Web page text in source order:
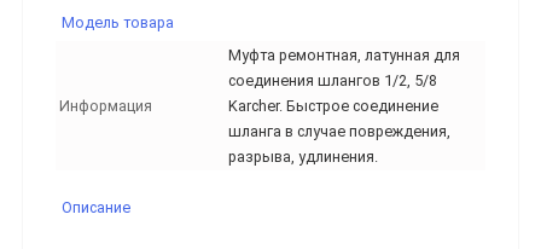
Модель товара
Информация
Муфта ремонтная, латунная для
соединения шлангов 1/2, 5/8
Karcher. Быстрое соединение
шланга в случае повреждения,
разрыва, удлинения.
Описание